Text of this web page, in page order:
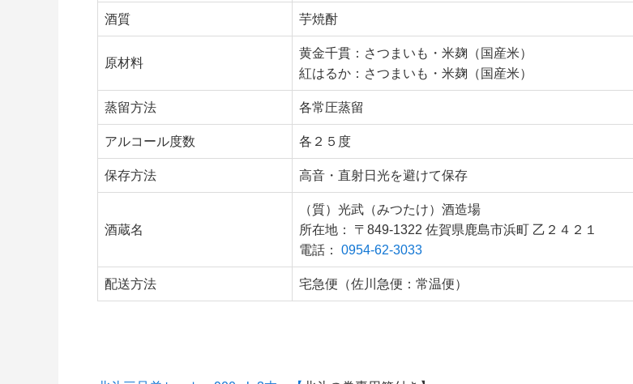
酒質 芋焼酎
原材料
黄金千貫：さつまいも・米麹（国産米）
紅はるか：さつまいも・米麹（国産米）
蒸留方法 各常圧蒸留
アルコール度数 各２５度
保存方法 高音・直射日光を避けて保存
酒蔵名
（質）光武（みつたけ）酒造場
所在地： 〒849-1322 佐賀県鹿島市浜町 乙２４２１
電話： 0954-62-3033
配送方法 宅急便（佐川急便：常温便）